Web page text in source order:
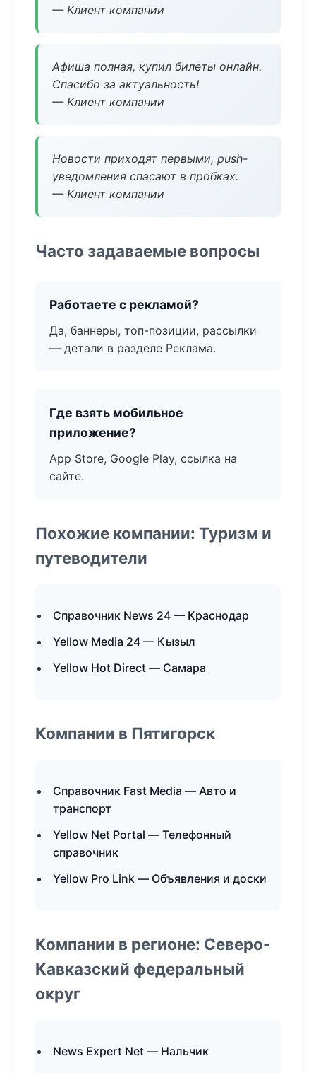
— Клиент компании
Афиша полная, купил билеты онлайн.
Спасибо за актуальность!
— Клиент компании
Новости приходят первыми, push-
уведомления спасают в пробках.
— Клиент компании
Часто задаваемые вопросы
Работаете с рекламой?
Да, баннеры, топ-позиции, рассылки
— детали в разделе Реклама.
Где взять мобильное
приложение?
App Store, Google Play, ссылка на
сайте.
Похожие компании: Туризм и
путеводители
Справочник News 24 — Краснодар
Yellow Media 24 — Кызыл
Yellow Hot Direct — Самара
Компании в Пятигорск
Справочник Fast Media — Авто и
транспорт
Yellow Net Portal — Телефонный
справочник
Yellow Pro Link — Объявления и доски
Компании в регионе: Северо-
Кавказский федеральный
округ
News Expert Net — Нальчик